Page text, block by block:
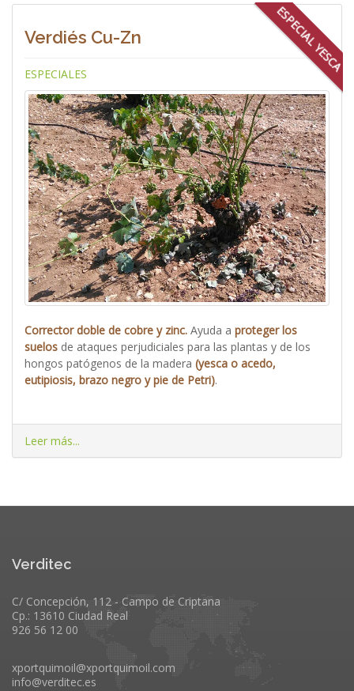
ESPECIAL YESCA
Verdiés Cu-Zn
ESPECIALES
Corrector doble de cobre y zinc. Ayuda a proteger los
suelos de ataques perjudiciales para las plantas y de los
hongos patógenos de la madera (yesca o acedo,
eutipiosis, brazo negro y pie de Petri).
Leer más...
Verditec
C/ Concepción, 112 - Campo de Criptana
Cp.: 13610 Ciudad Real
926 56 12 00
xportquimoil@xportquimoil.com
info@verditec.es